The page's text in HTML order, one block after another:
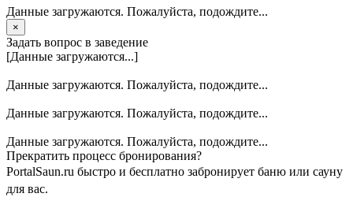
Данные загружаются. Пожалуйста, подождите...
×
Задать вопрос в заведение
[Данные загружаются...]
Данные загружаются. Пожалуйста, подождите...
Данные загружаются. Пожалуйста, подождите...
Данные загружаются. Пожалуйста, подождите...
Прекратить процесс бронирования?
PortalSaun.ru быстро и бесплатно забронирует баню или сауну
для вас.